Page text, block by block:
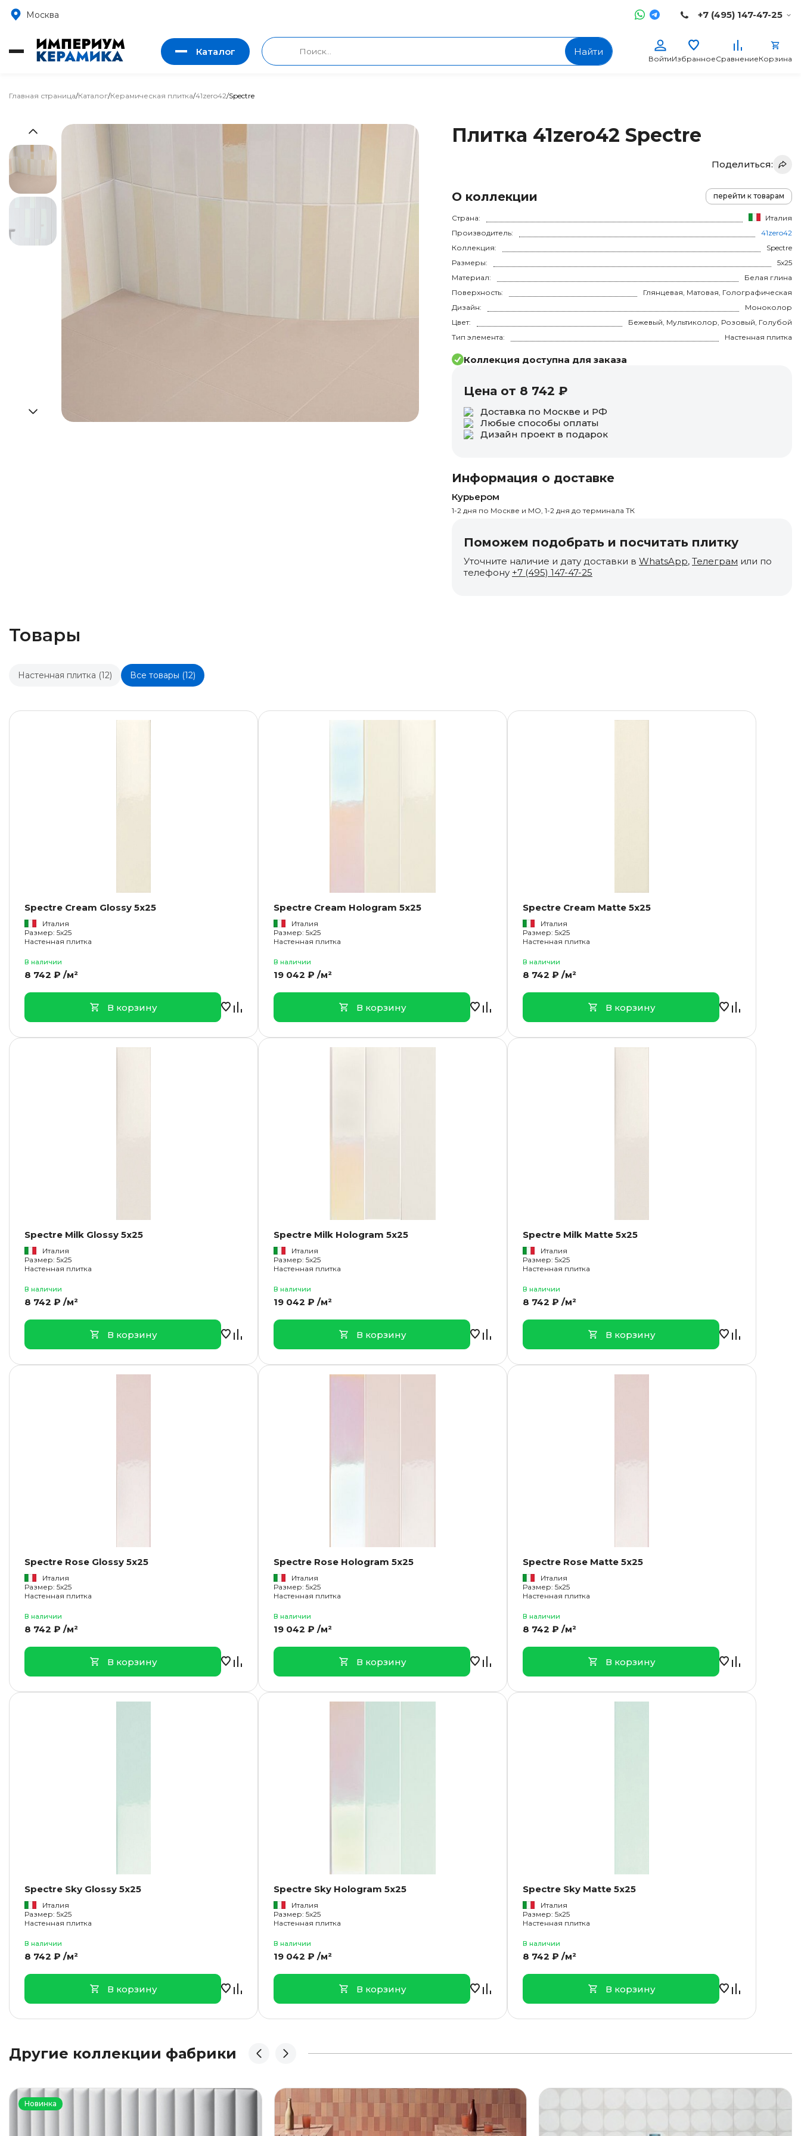
Москва +7 (495) 147-47-25
Каталог Найти
ВойтиИзбранноеСравнениеКорзина
Главная страница/Каталог/Керамическая плитка/41zero42/Spectre
Плитка 41zero42 Spectre
Поделиться:
О коллекции перейти к товарам
Страна:
Италия
Производитель:
41zero42
Коллекция:
Spectre
Размеры:
5x25
Материал:
Белая глина
Поверхность:
Глянцевая, Матовая, Голографическая
Дизайн:
Моноколор
Цвет:
Бежевый, Мультиколор, Розовый, Голубой
Тип элемента:
Настенная плитка
Коллекция доступна для заказа
Цена от 8 742 ₽
Доставка по Москве и РФ
Любые способы оплаты
Дизайн проект в подарок
Информация о доставке
Курьером
1-2 дня по Москве и МО, 1-2 дня до терминала ТК
Поможем подобрать и посчитать плитку
Уточните наличие и дату доставки в WhatsApp, Телеграм или по
телефону +7 (495) 147-47-25
Товары
Настенная плитка (12) Все товары (12)
Spectre Cream Glossy 5x25
Италия
Размер: 5x25
Настенная плитка
В наличии
8 742 ₽ /м²
В корзину
Spectre Cream Hologram 5x25
Италия
Размер: 5x25
Настенная плитка
В наличии
19 042 ₽ /м²
В корзину
Spectre Cream Matte 5x25
Италия
Размер: 5x25
Настенная плитка
В наличии
8 742 ₽ /м²
В корзину
Spectre Milk Glossy 5x25
Италия
Размер: 5x25
Настенная плитка
В наличии
8 742 ₽ /м²
В корзину
Spectre Milk Hologram 5x25
Италия
Размер: 5x25
Настенная плитка
В наличии
19 042 ₽ /м²
В корзину
Spectre Milk Matte 5x25
Италия
Размер: 5x25
Настенная плитка
В наличии
8 742 ₽ /м²
В корзину
Spectre Rose Glossy 5x25
Италия
Размер: 5x25
Настенная плитка
В наличии
8 742 ₽ /м²
В корзину
Spectre Rose Hologram 5x25
Италия
Размер: 5x25
Настенная плитка
В наличии
19 042 ₽ /м²
В корзину
Spectre Rose Matte 5x25
Италия
Размер: 5x25
Настенная плитка
В наличии
8 742 ₽ /м²
В корзину
Spectre Sky Glossy 5x25
Италия
Размер: 5x25
Настенная плитка
В наличии
8 742 ₽ /м²
В корзину
Spectre Sky Hologram 5x25
Италия
Размер: 5x25
Настенная плитка
В наличии
19 042 ₽ /м²
В корзину
Spectre Sky Matte 5x25
Италия
Размер: 5x25
Настенная плитка
В наличии
8 742 ₽ /м²
В корзину
Другие коллекции фабрики
Новинка